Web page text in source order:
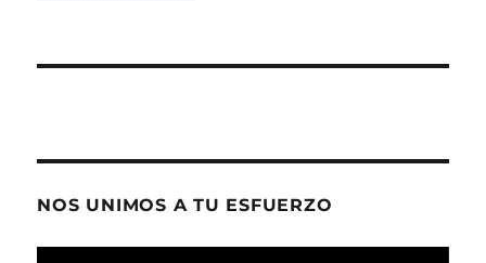
NOS UNIMOS A TU ESFUERZO